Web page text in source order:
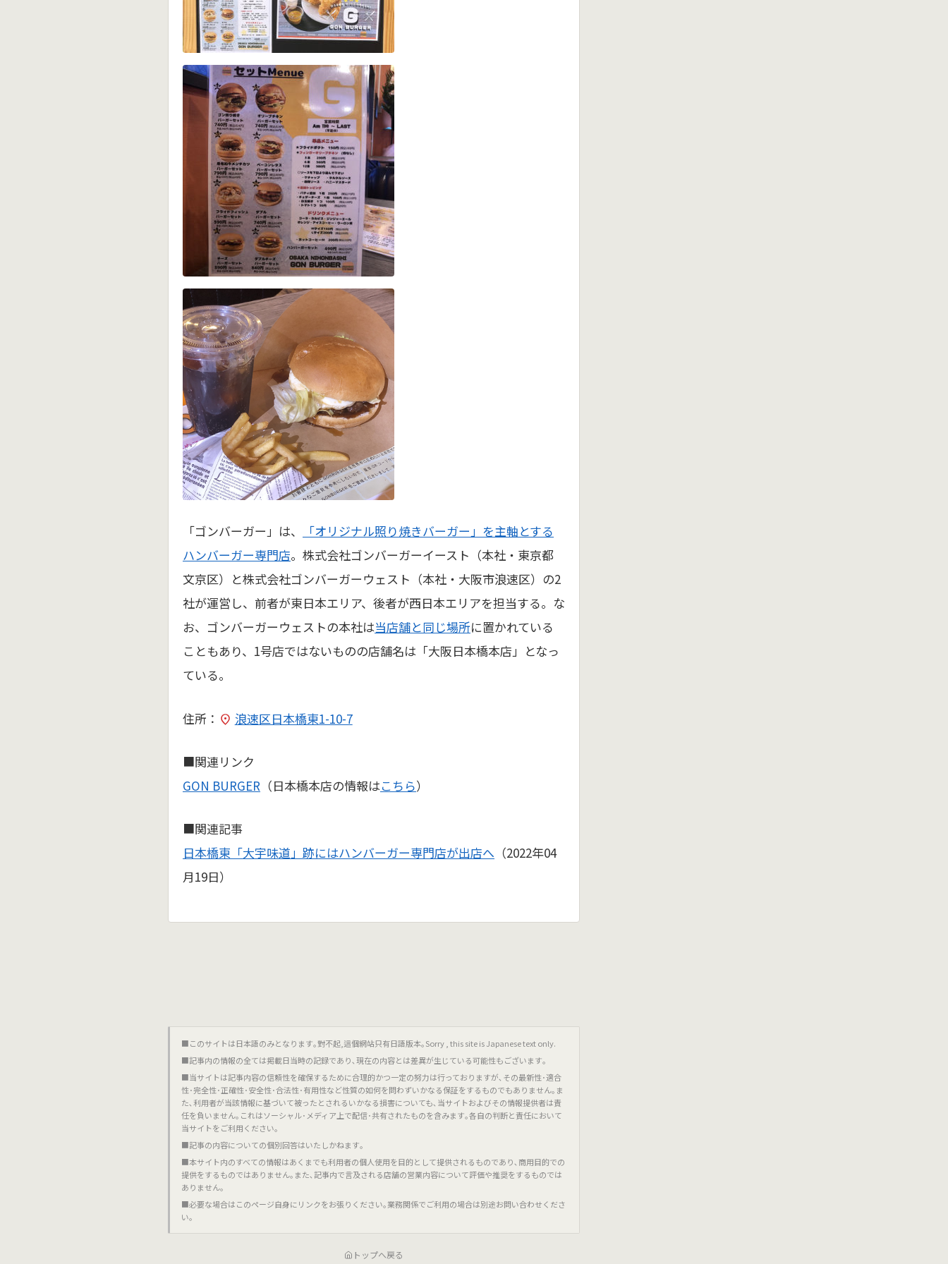
「ゴンバーガー」は、
「オリジナル照り焼きバーガー」を主軸とする
ハンバーガー専門店。株式会社ゴンバーガーイースト（本社・東京都
文京区）と株式会社ゴンバーガーウェスト（本社・大阪市浪速区）の2
社が運営し、前者が東日本エリア、後者が西日本エリアを担当する。な
お、ゴンバーガーウェストの本社は当店舗と同じ場所に置かれている
こともあり、1号店ではないものの店舗名は「大阪日本橋本店」となっ
ている。
住所： 浪速区日本橋東1-10-7
■関連リンク
GON BURGER （日本橋本店の情報はこちら）
■関連記事
日本橋東「大宇味道」跡にはハンバーガー専門店が出店へ （2022年04
月19日）
■このサイトは日本語のみとなります｡對不起,這個網站只有日語版本｡Sorry , this site is Japanese text only.
■記事内の情報の全ては掲載日当時の記録であり､現在の内容とは差異が生じている可能性もございます｡
■当サイトは記事内容の信頼性を確保するために合理的かつ一定の努力は行っておりますが､その最新性･適合
性･完全性･正確性･安全性･合法性･有用性など性質の如何を問わずいかなる保証をするものでもありません｡ま
た､利用者が当該情報に基づいて被ったとされるいかなる損害についても､当サイトおよびその情報提供者は責
任を負いません｡これはソーシャル･メディア上で配信･共有されたものを含みます｡各自の判断と責任において
当サイトをご利用ください｡
■記事の内容についての個別回答はいたしかねます｡
■本サイト内のすべての情報はあくまでも利用者の個人使用を目的として提供されるものであり､商用目的での
提供をするものではありません｡また､記事内で言及される店舗の営業内容について評価や推奨をするものでは
ありません｡
■必要な場合はこのページ自身にリンクをお張りください｡業務関係でご利用の場合は別途お問い合わせくださ
い｡
トップへ戻る